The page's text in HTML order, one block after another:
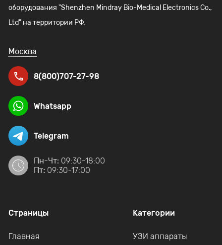
оборудования "Shenzhen Mindray Bio-Medical Electronics Co.,
Ltd" на территории РФ.
Москва
8(800)707-27-98
Whatsapp
Telegram
Пн-Чт: 09:30-18:00
Пт: 09:30-17:00
Страницы
Главная
Категории
УЗИ аппараты